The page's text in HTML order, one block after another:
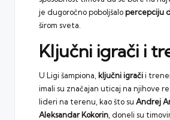
je dugoročno poboljšalopercepciju
širom sveta.
Ključni igrači i
U Ligi šampiona, ključni igračii
imali su značajan uticaj na njihove
lideri na terenu, kao što su Andrej
Aleksandar Kokorin , doneli su